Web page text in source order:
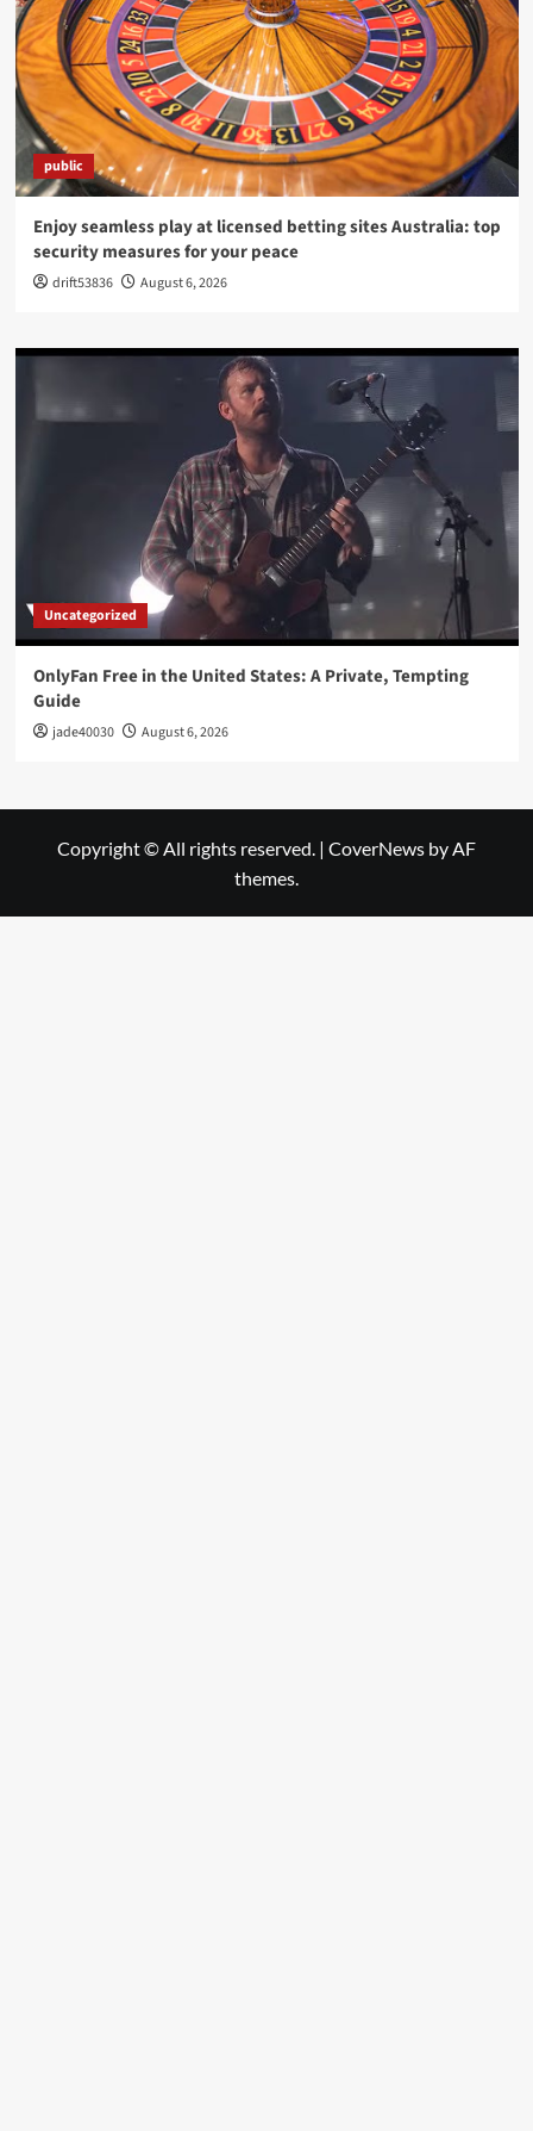
public
Enjoy seamless play at licensed betting sites Australia: top
security measures for your peace
drift53836 August 6, 2026
Uncategorized
OnlyFan Free in the United States: A Private, Tempting
Guide
jade40030 August 6, 2026
Copyright © All rights reserved. | CoverNews by AF
themes.